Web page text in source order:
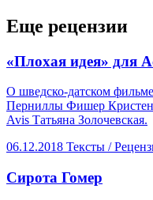
Еще рецензии
​«Плохая идея» для
О шведско-датском
Перниллы Фишер
Avis Татьяна Золочевская.
06.12.2018 Тексты /
​Сирота Гомер